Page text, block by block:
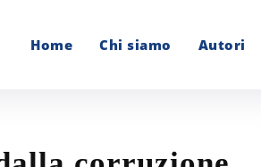
Home Chi siamo Autori